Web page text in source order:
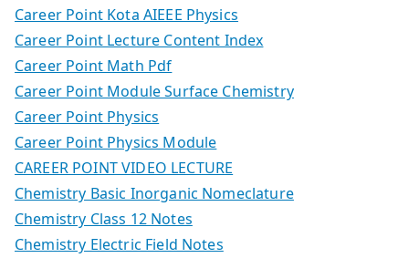
Career Point Kota AIEEE Physics
Career Point Lecture Content Index
Career Point Math Pdf
Career Point Module Surface Chemistry
Career Point Physics
Career Point Physics Module
CAREER POINT VIDEO LECTURE
Chemistry Basic Inorganic Nomeclature
Chemistry Class 12 Notes
Chemistry Electric Field Notes